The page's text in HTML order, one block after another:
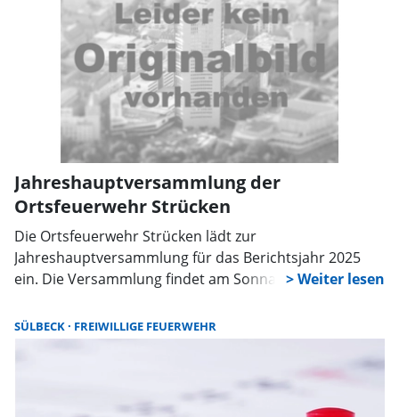
Kinderfeuerwehr.
Jahreshauptversammlung der
Ortsfeuerwehr Strücken
Die Ortsfeuerwehr Strücken lädt zur
Jahreshauptversammlung für das Berichtsjahr 2025
ein. Die Versammlung findet am Sonnabend, 7.
Strücken statt. Auf der Tagesordnung stehen unter
anderem der Bericht des Ortsbrandmeisters, sowie
SÜLBECK FREIWILLIGE FEUERWEHR